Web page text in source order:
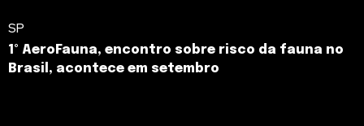
SP
1º AeroFauna, encontro sobre risco da fauna no
Brasil, acontece em setembro